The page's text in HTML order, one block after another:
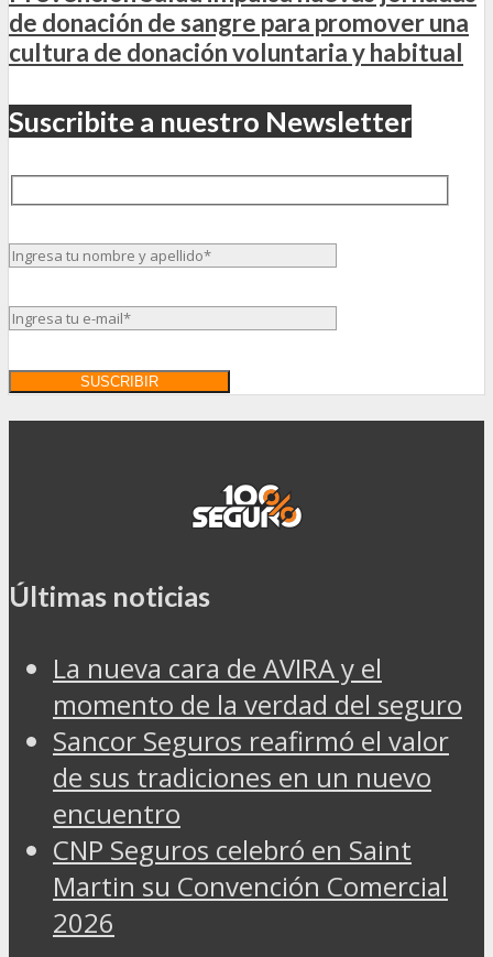
de donación de sangre para promover una
cultura de donación voluntaria y habitual
Suscribite a nuestro Newsletter
Últimas noticias
La nueva cara de AVIRA y el
momento de la verdad del seguro
Sancor Seguros reafirmó el valor
de sus tradiciones en un nuevo
encuentro
CNP Seguros celebró en Saint
Martin su Convención Comercial
2026